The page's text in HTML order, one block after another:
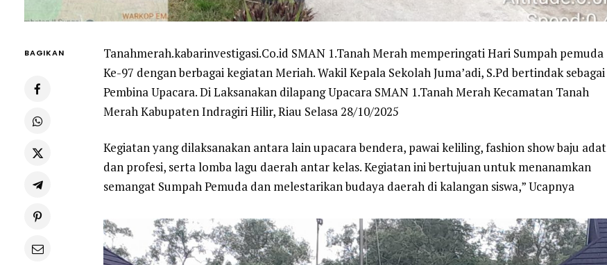
BAGIKAN
Tanahmerah.kabarinvestigasi.Co.id SMAN 1.Tanah Merah memperingati Hari Sumpah pemuda
Ke-97 dengan berbagai kegiatan Meriah. Wakil Kepala Sekolah Juma’adi, S.Pd bertindak sebagai
Pembina Upacara. Di Laksanakan dilapang Upacara SMAN 1.Tanah Merah Kecamatan Tanah
Merah Kabupaten Indragiri Hilir, Riau Selasa 28/10/2025
Kegiatan yang dilaksanakan antara lain upacara bendera, pawai keliling, fashion show baju adat
dan profesi, serta lomba lagu daerah antar kelas. Kegiatan ini bertujuan untuk menanamkan
semangat Sumpah Pemuda dan melestarikan budaya daerah di kalangan siswa,” Ucapnya